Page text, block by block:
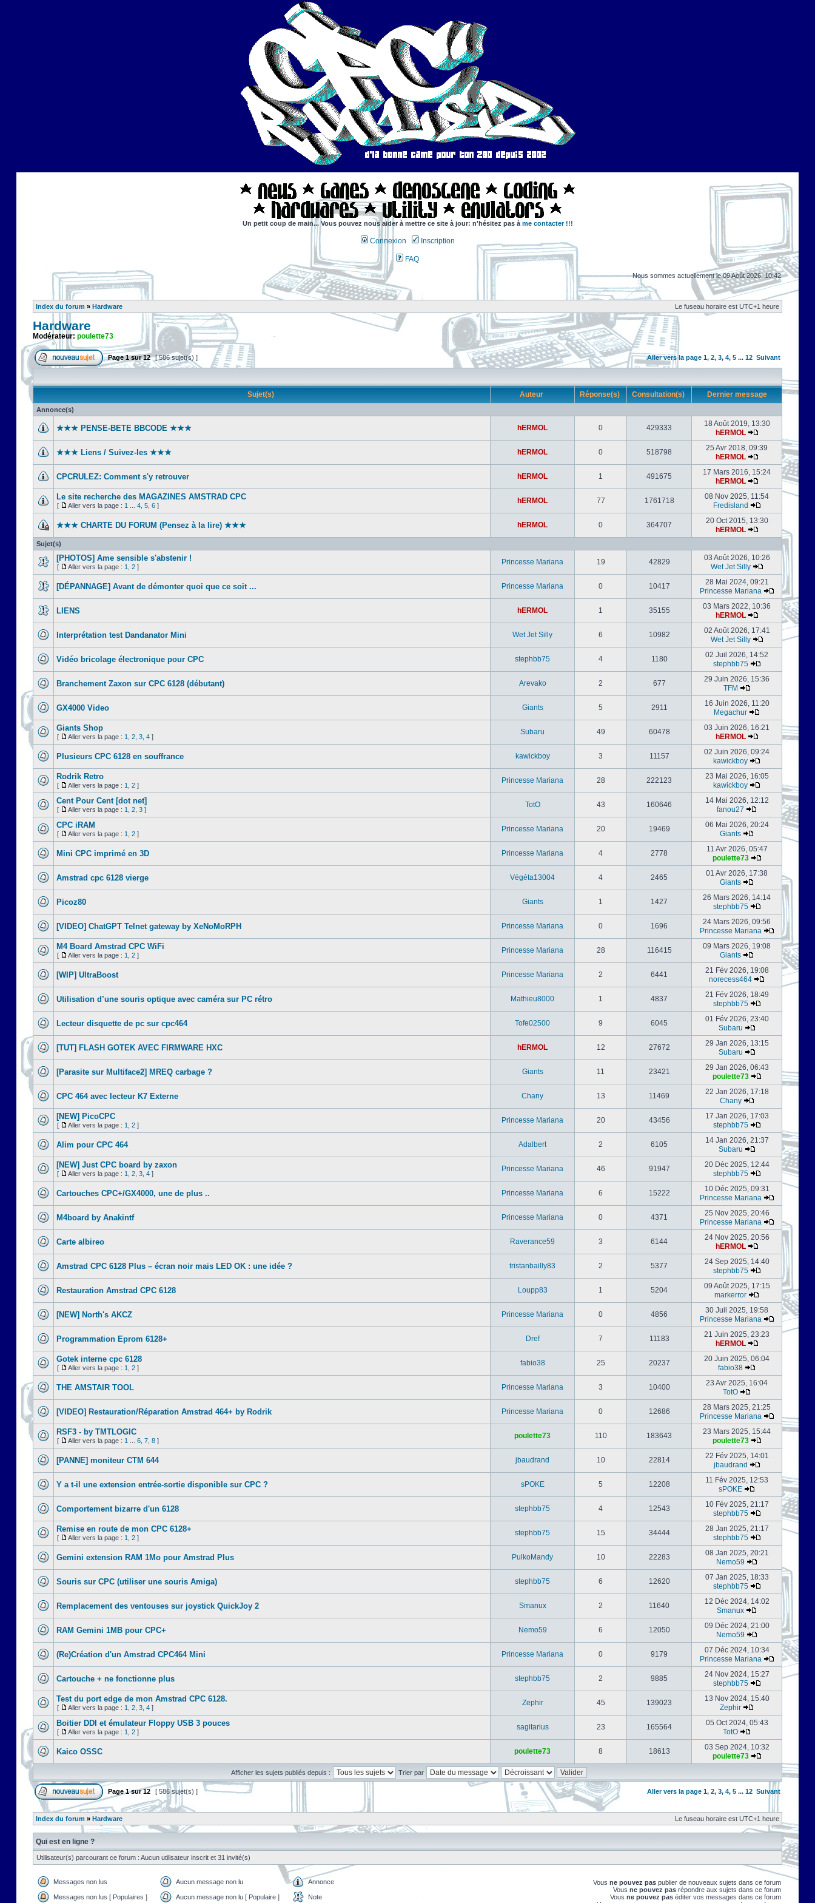
Un petit coup de main... Vous pouvez nous aider à mettre ce site à jour: n'hésitez pas à me contacter !!!
Connexion Inscription
FAQ
Nous sommes actuellement le 09 Août 2026, 10:42
Index du forum » Hardware Le fuseau horaire est UTC+1 heure
Hardware
Modérateur: poulette73
Page1sur12 [ 586 sujet(s) ] Aller vers la page 1, 2, 3, 4, 5 ... 12 Suivant
Sujet(s) Auteur Réponse(s) Consultation(s) Dernier message
Annonce(s)
★★★ PENSE-BETE BBCODE ★★★ hERMOL 0 429333
18 Août 2019, 13:30
hERMOL
★★★ Liens / Suivez-les ★★★ hERMOL 0 518798
25 Avr 2018, 09:39
hERMOL
CPCRULEZ: Comment s'y retrouver‎ hERMOL 1 491675
17 Mars 2016, 15:24
hERMOL
Le site recherche des MAGAZINES AMSTRAD CPC
[ Aller vers la page : 1 4 5 6 ]
hERMOL 77 1761718
08 Nov 2025, 11:54
Fredisland
★★★ CHARTE DU FORUM (Pensez à la lire) ★★★ hERMOL 0 364707
20 Oct 2015, 13:30
hERMOL
Sujet(s)
[PHOTOS] Ame sensible s'abstenir !
[ Aller vers la page : 1 2 ]
Princesse Mariana 19 42829
03 Août 2026, 10:26
Wet Jet Silly
[DÉPANNAGE] Avant de démonter quoi que ce soit ... Princesse Mariana 0 10417
28 Mai 2024, 09:21
Princesse Mariana
LIENS hERMOL 1 35155
03 Mars 2022, 10:36
hERMOL
Interprétation test Dandanator Mini Wet Jet Silly 6 10982
02 Août 2026, 17:41
Wet Jet Silly
Vidéo bricolage électronique pour CPC stephbb75 4 1180
02 Juil 2026, 14:52
stephbb75
Branchement Zaxon sur CPC 6128 (débutant) Arevako 2 677
29 Juin 2026, 15:36
TFM
GX4000 Video Giants 5 2911
16 Juin 2026, 11:20
Megachur
Giants Shop
[ Aller vers la page : 1 2 3 4 ]
Subaru 49 60478
03 Juin 2026, 16:21
hERMOL
Plusieurs CPC 6128 en souffrance kawickboy 3 11157
02 Juin 2026, 09:24
kawickboy
Rodrik Retro
[ Aller vers la page : 1 2 ]
Princesse Mariana 28 222123
23 Mai 2026, 16:05
kawickboy
Cent Pour Cent [dot net]
[ Aller vers la page : 1 2 3 ]
TotO 43 160646
14 Mai 2026, 12:12
fanou27
CPC iRAM
[ Aller vers la page : 1 2 ]
Princesse Mariana 20 19469
06 Mai 2026, 20:24
Giants
Mini CPC imprimé en 3D Princesse Mariana 4 2778
11 Avr 2026, 05:47
poulette73
Amstrad cpc 6128 vierge Végéta13004 4 2465
01 Avr 2026, 17:38
Giants
Picoz80 Giants 1 1427
26 Mars 2026, 14:14
stephbb75
[VIDEO] ChatGPT Telnet gateway by XeNoMoRPH Princesse Mariana 0 1696
24 Mars 2026, 09:56
Princesse Mariana
M4 Board Amstrad CPC WiFi
[ Aller vers la page : 1 2 ]
Princesse Mariana 28 116415
09 Mars 2026, 19:08
Giants
[WIP] UltraBoost Princesse Mariana 2 6441
21 Fév 2026, 19:08
norecess464
Utilisation d’une souris optique avec caméra sur PC rétro Mathieu8000 1 4837
21 Fév 2026, 18:49
stephbb75
Lecteur disquette de pc sur cpc464 Tofe02500 9 6045
01 Fév 2026, 23:40
Subaru
[TUT] FLASH GOTEK AVEC FIRMWARE HXC hERMOL 12 27672
29 Jan 2026, 13:15
Subaru
[Parasite sur Multiface2] MREQ carbage ? Giants 11 23421
29 Jan 2026, 06:43
poulette73
CPC 464 avec lecteur K7 Externe Chany 13 11469
22 Jan 2026, 17:18
Chany
[NEW] PicoCPC
[ Aller vers la page : 1 2 ]
Princesse Mariana 20 43456
17 Jan 2026, 17:03
stephbb75
Alim pour CPC 464 Adalbert 2 6105
14 Jan 2026, 21:37
Subaru
[NEW] Just CPC board by zaxon
[ Aller vers la page : 1 2 3 4 ]
Princesse Mariana 46 91947
20 Déc 2025, 12:44
stephbb75
Cartouches CPC+/GX4000, une de plus .. Princesse Mariana 6 15222
10 Déc 2025, 09:31
Princesse Mariana
M4board by Anakintf Princesse Mariana 0 4371
25 Nov 2025, 20:46
Princesse Mariana
Carte albireo Raverance59 3 6144
24 Nov 2025, 20:56
hERMOL
Amstrad CPC 6128 Plus – écran noir mais LED OK : une idée ? tristanbailly83 2 5377
24 Sep 2025, 14:40
stephbb75
Restauration Amstrad CPC 6128 Loupp83 1 5204
09 Août 2025, 17:15
markerror
[NEW] North's AKCZ Princesse Mariana 0 4856
30 Juil 2025, 19:58
Princesse Mariana
Programmation Eprom 6128+ Dref 7 11183
21 Juin 2025, 23:23
hERMOL
Gotek interne cpc 6128
[ Aller vers la page : 1 2 ]
fabio38 25 20237
20 Juin 2025, 06:04
fabio38
THE AMSTAIR TOOL Princesse Mariana 3 10400
23 Avr 2025, 16:04
TotO
[VIDEO] Restauration/Réparation Amstrad 464+ by Rodrik Princesse Mariana 0 12686
28 Mars 2025, 21:25
Princesse Mariana
RSF3 - by TMTLOGIC
[ Aller vers la page : 1 6 7 8 ]
poulette73 110 183643
23 Mars 2025, 15:44
poulette73
[PANNE] moniteur CTM 644 jbaudrand 10 22814
22 Fév 2025, 14:01
jbaudrand
Y a t-il une extension entrée-sortie disponible sur CPC ? sPOKE 5 12208
11 Fév 2025, 12:53
sPOKE
Comportement bizarre d'un 6128 stephbb75 4 12543
10 Fév 2025, 21:17
stephbb75
Remise en route de mon CPC 6128+
[ Aller vers la page : 1 2 ]
stephbb75 15 34444
28 Jan 2025, 21:17
stephbb75
Gemini extension RAM 1Mo pour Amstrad Plus PulkoMandy 10 22283
08 Jan 2025, 20:21
Nemo59
Souris sur CPC (utiliser une souris Amiga) stephbb75 6 12620
07 Jan 2025, 18:33
stephbb75
Remplacement des ventouses sur joystick QuickJoy 2 Smanux 2 11640
12 Déc 2024, 14:02
Smanux
RAM Gemini 1MB pour CPC+ Nemo59 6 12050
09 Déc 2024, 21:00
Nemo59
(Re)Création d'un Amstrad CPC464 Mini Princesse Mariana 0 9179
07 Déc 2024, 10:34
Princesse Mariana
Cartouche + ne fonctionne plus stephbb75 2 9885
24 Nov 2024, 15:27
stephbb75
Test du port edge de mon Amstrad CPC 6128.
[ Aller vers la page : 1 2 3 4 ]
Zephir 45 139023
13 Nov 2024, 15:40
Zephir
Boitier DDI et émulateur Floppy USB 3 pouces
[ Aller vers la page : 1 2 ]
sagitarius 23 165564
05 Oct 2024, 05:43
TotO
Kaico OSSC poulette73 8 18613
03 Sep 2024, 10:32
poulette73
Afficher les sujets publiés depuis : Trier par
Page1sur12 [ 586 sujet(s) ] Aller vers la page 1, 2, 3, 4, 5 ... 12 Suivant
Index du forum » Hardware Le fuseau horaire est UTC+1 heure
Qui est en ligne ?
Utilisateur(s) parcourant ce forum : Aucun utilisateur inscrit et 31 invité(s)
Messages non lus Aucun message non lu Annonce
Messages non lus [ Populaires ] Aucun message non lu [ Populaire ] Note
Vous ne pouvez pas publier de nouveaux sujets dans ce forum
Vous ne pouvez pas répondre aux sujets dans ce forum
Vous ne pouvez pas éditer vos messages dans ce forum